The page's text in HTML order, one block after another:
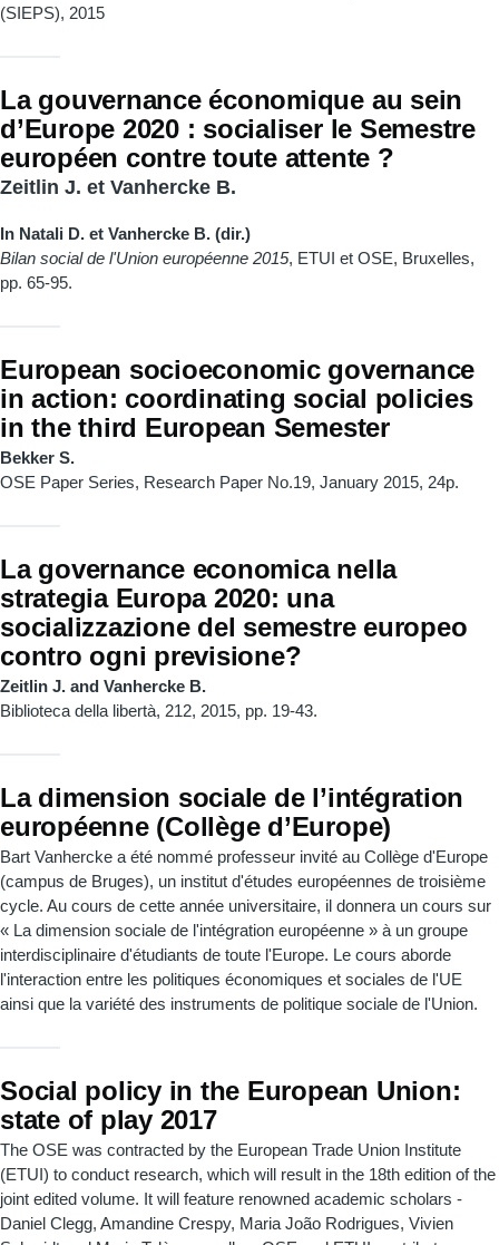
(SIEPS), 2015
La gouvernance économique au sein
d’Europe 2020 : socialiser le Semestre
européen contre toute attente ?
Zeitlin J. et Vanhercke B.
In Natali D. et Vanhercke B. (dir.)
Bilan social de l'Union européenne 2015, ETUI et OSE, Bruxelles,
pp. 65-95.
European socioeconomic governance
in action: coordinating social policies
in the third European Semester
Bekker S.
OSE Paper Series, Research Paper No.19, January 2015, 24p.
La governance economica nella
strategia Europa 2020: una
socializzazione del semestre europeo
contro ogni previsione?
Zeitlin J. and Vanhercke B.
Biblioteca della libertà, 212, 2015, pp. 19-43.
La dimension sociale de l’intégration
européenne (Collège d’Europe)
Bart Vanhercke a été nommé professeur invité au Collège d'Europe
(campus de Bruges), un institut d'études européennes de troisième
cycle. Au cours de cette année universitaire, il donnera un cours sur
« La dimension sociale de l'intégration européenne » à un groupe
interdisciplinaire d'étudiants de toute l'Europe. Le cours aborde
l'interaction entre les politiques économiques et sociales de l'UE
ainsi que la variété des instruments de politique sociale de l'Union.
Social policy in the European Union:
state of play 2017
The OSE was contracted by the European Trade Union Institute
(ETUI) to conduct research, which will result in the 18th edition of the
joint edited volume. It will feature renowned academic scholars -
Daniel Clegg, Amandine Crespy, Maria João Rodrigues, Vivien